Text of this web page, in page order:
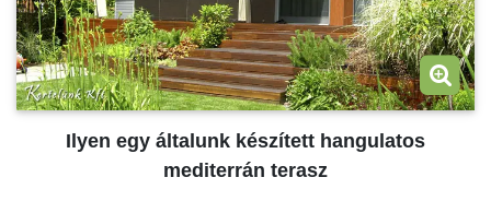
Ilyen egy általunk készített hangulatos
mediterrán terasz